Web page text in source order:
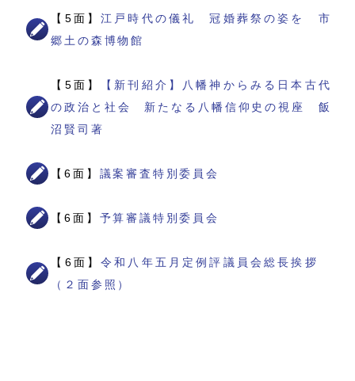
【5面】江戸時代の儀礼 冠婚葬祭の姿を 市
郷土の森博物館
【5面】
【新刊紹介】八幡神からみる日本古代
の政治と社会 新たなる八幡信仰史の視座 飯
沼賢司著
【6面】 議案審査特別委員会
【6面】 予算審議特別委員会
【6面】令和八年五月定例評議員会総長挨拶
（２面参照）